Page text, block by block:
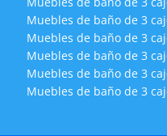
Muebles de baño de 3
Muebles de baño de 3
Muebles de baño de 3
Muebles de baño de 3
Muebles de baño de 3